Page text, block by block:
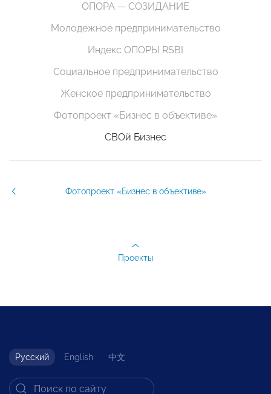
ОПОРА — СОЗИДАНИЕ
Молодежное предпринимательство
Индекс ОПОРЫ RSBI
Социальное предпринимательство
Женское предпринимательство
Фотопроект «Бизнес в объективе»
СВОй Бизнес
Фотопроект «Бизнес в объективе»
Проекты
Русский English 中文